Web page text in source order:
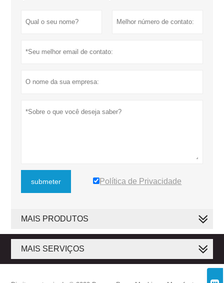
submeter Política de Privacidade
MAIS PRODUTOS
MAIS SERVIÇOS